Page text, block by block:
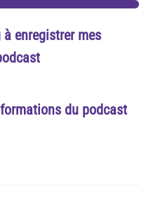
enregistrer mes
du podcast